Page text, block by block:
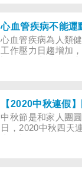
西醫，家長也可試
的穴位按摩和漢方
改善敏感性鼻炎的
心血管疾病為人類
工作壓力日趨增加
生率不斷提高，嚴
警覺，從日常防護
家就能做的簡單謢
動、試試看吧！
中秋節是和家人團
日，2020中秋四天
民眾爆炸性出遊，